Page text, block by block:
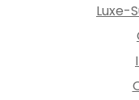
Luxe-